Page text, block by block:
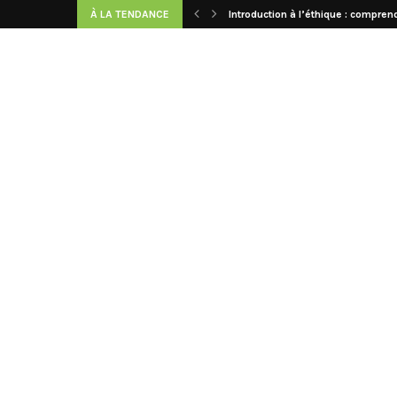
À LA TENDANCE Introduction à l’éthique :